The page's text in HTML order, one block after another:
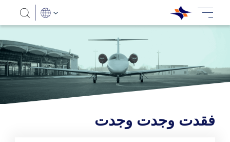
فقدت وجدت وجدت